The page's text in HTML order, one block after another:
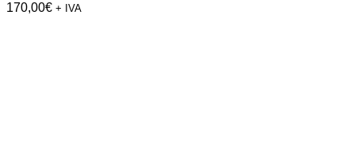
170,00€ + IVA